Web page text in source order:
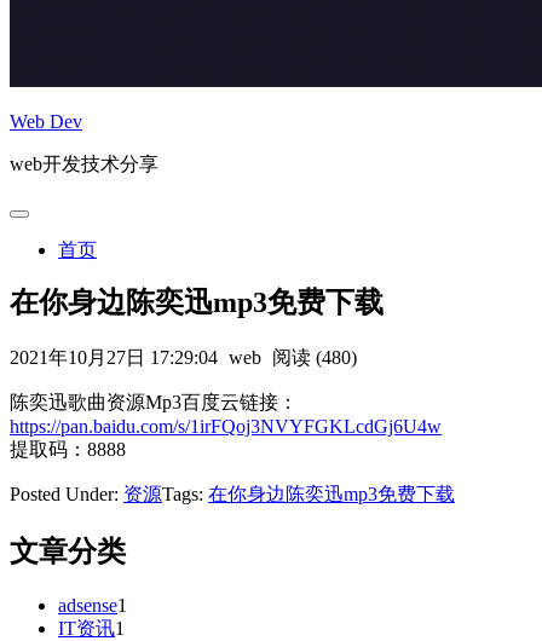
Web Dev
web开发技术分享
首页
在你身边陈奕迅mp3免费下载
2021年10月27日 17:29:04 web 阅读 (480)
陈奕迅歌曲资源Mp3百度云链接：
https://pan.baidu.com/s/1irFQoj3NVYFGKLcdGj6U4w
提取码：8888
Posted Under: 资源Tags: 在你身边陈奕迅mp3免费下载
文章分类
adsense1
IT资讯1